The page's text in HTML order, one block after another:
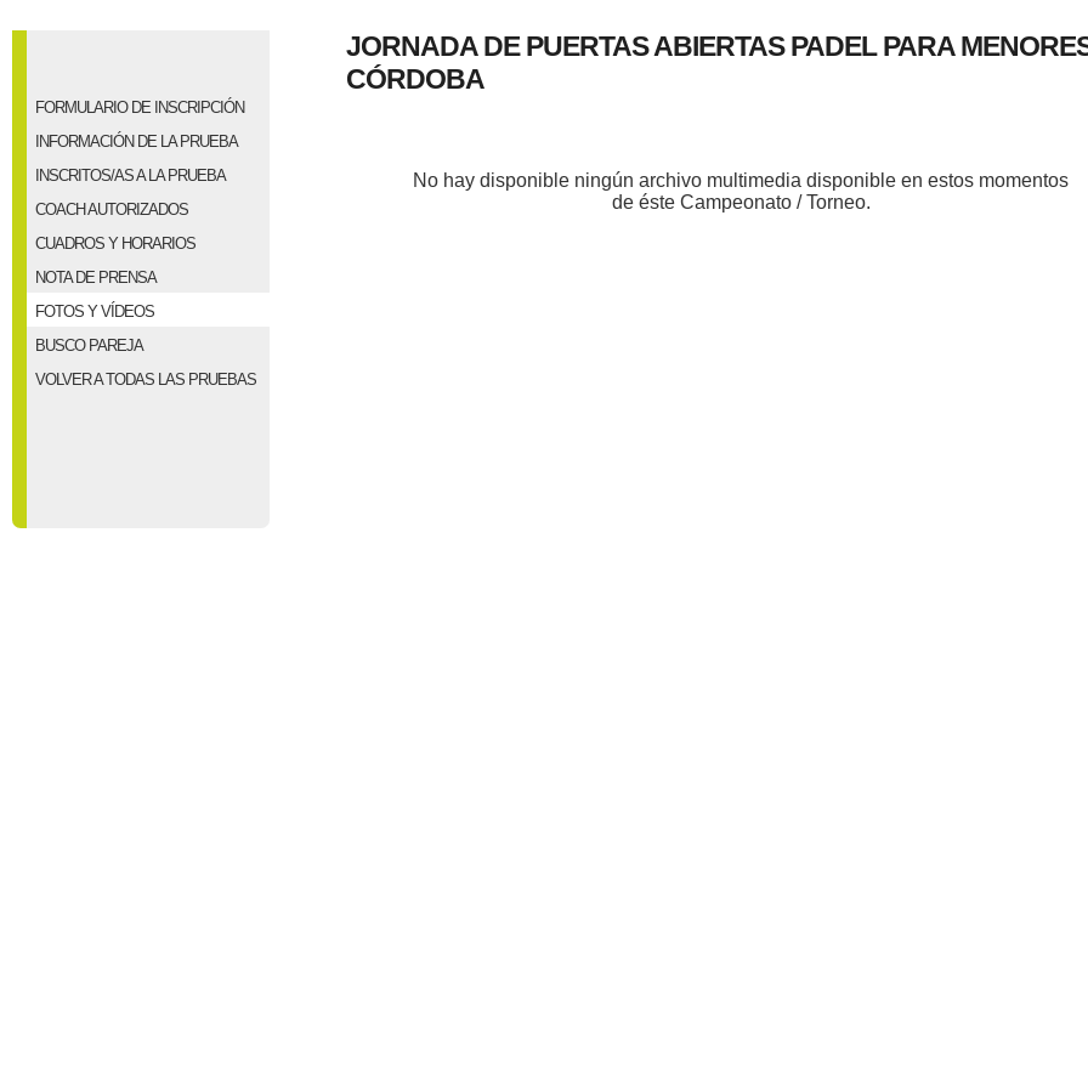
FORMULARIO DE INSCRIPCIÓN
INFORMACIÓN DE LA PRUEBA
INSCRITOS/AS A LA PRUEBA
COACH AUTORIZADOS
CUADROS Y HORARIOS
NOTA DE PRENSA
FOTOS Y VÍDEOS
BUSCO PAREJA
VOLVER A TODAS LAS PRUEBAS
JORNADA DE PUERTAS ABIERTAS PADEL PARA
CÓRDOBA
No hay disponible ningún archivo multimedia disponible en estos momentos
de éste Campeonato / Torneo.